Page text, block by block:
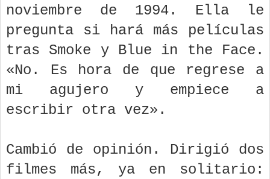
noviembre de 1994. Ella le
pregunta si hará más películas
tras Smoke y Blue in the Face.
«No. Es hora de que regrese a
mi agujero y empiece a
escribir otra vez».
Cambió de opinión. Dirigió dos
filmes más, ya en solitario: